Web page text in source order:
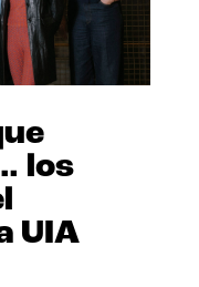
los
UIA